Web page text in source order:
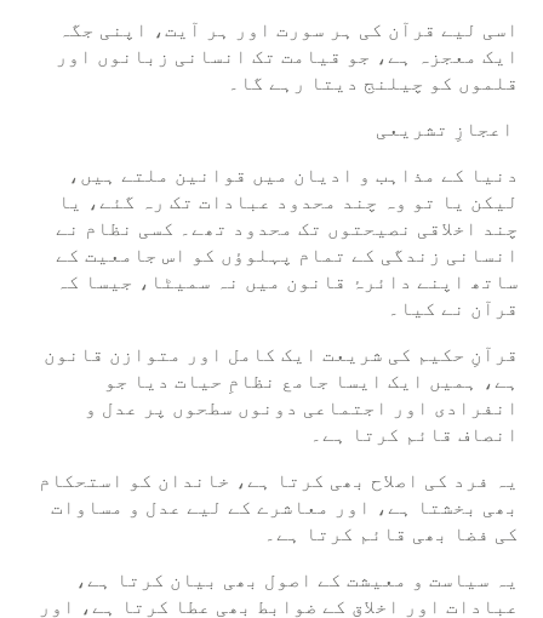
اسی لیے قرآن کی ہر سورت اور ہر آیت، اپنی جگہ
ایک معجزہ ہے، جو قیامت تک انسانی زبانوں اور
قلموں کو چیلنج دیتا رہے گا۔
اعجازِ تشریعی
دنیا کے مذاہب و ادیان میں قوانین ملتے ہیں،
لیکن یا تو وہ چند محدود عبادات تک رہ گئے، یا
چند اخلاقی نصیحتوں تک محدود تھے۔ کسی نظام نے
انسانی زندگی کے تمام پہلوؤں کو اس جامعیت کے
ساتھ اپنے دائرۂ قانون میں نہ سمیٹا، جیسا کہ
قرآن نے کیا۔
قرآنِ حکیم کی شریعت ایک کامل اور متوازن قانون
ہے، ہمیں ایک ایسا جامع نظامِ حیات دیا جو
انفرادی اور اجتماعی دونوں سطحوں پر عدل و
انصاف قائم کرتا ہے۔
یہ فرد کی اصلاح بھی کرتا ہے، خاندان کو استحکام
بھی بخشتا ہے، اور معاشرے کے لیے عدل و مساوات
کی فضا بھی قائم کرتا ہے۔
یہ سیاست و معیشت کے اصول بھی بیان کرتا ہے،
عبادات اور اخلاق کے ضوابط بھی عطا کرتا ہے، اور